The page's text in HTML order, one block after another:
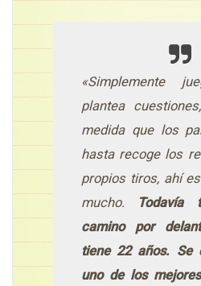
«Simplemente
plantea
medida que los
hasta recoge los
propios tiros, ahí
mucho.
Todavía
camino por
tiene 22 años. Se
uno de los